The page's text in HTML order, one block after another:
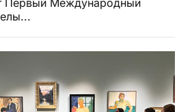
Первый Международный